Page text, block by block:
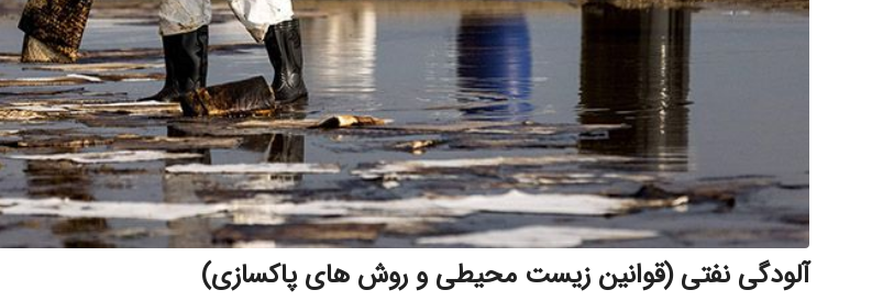
آلودگی نفتی (قوانین زیست محیطی و روش های پاکسازی)